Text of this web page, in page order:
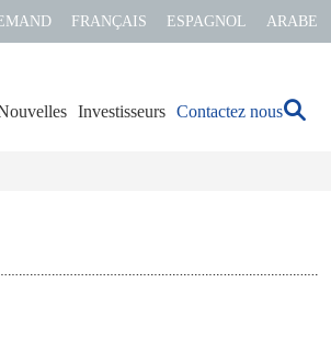
FRANÇAIS ESPAGNOL ARABE
Investisseurs Contactez nous